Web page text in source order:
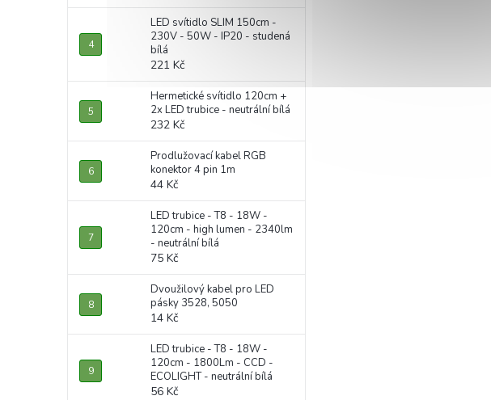
LED svítidlo SLIM 150cm -
230V - 50W - IP20 - studená
bílá
221 Kč
Hermetické svítidlo 120cm +
2x LED trubice - neutrální bílá
232 Kč
Prodlužovací kabel RGB
konektor 4 pin 1m
44 Kč
LED trubice - T8 - 18W -
120cm - high lumen - 2340lm
- neutrální bílá
75 Kč
Dvoužilový kabel pro LED
pásky 3528, 5050
14 Kč
LED trubice - T8 - 18W -
120cm - 1800Lm - CCD -
ECOLIGHT - neutrální bílá
56 Kč